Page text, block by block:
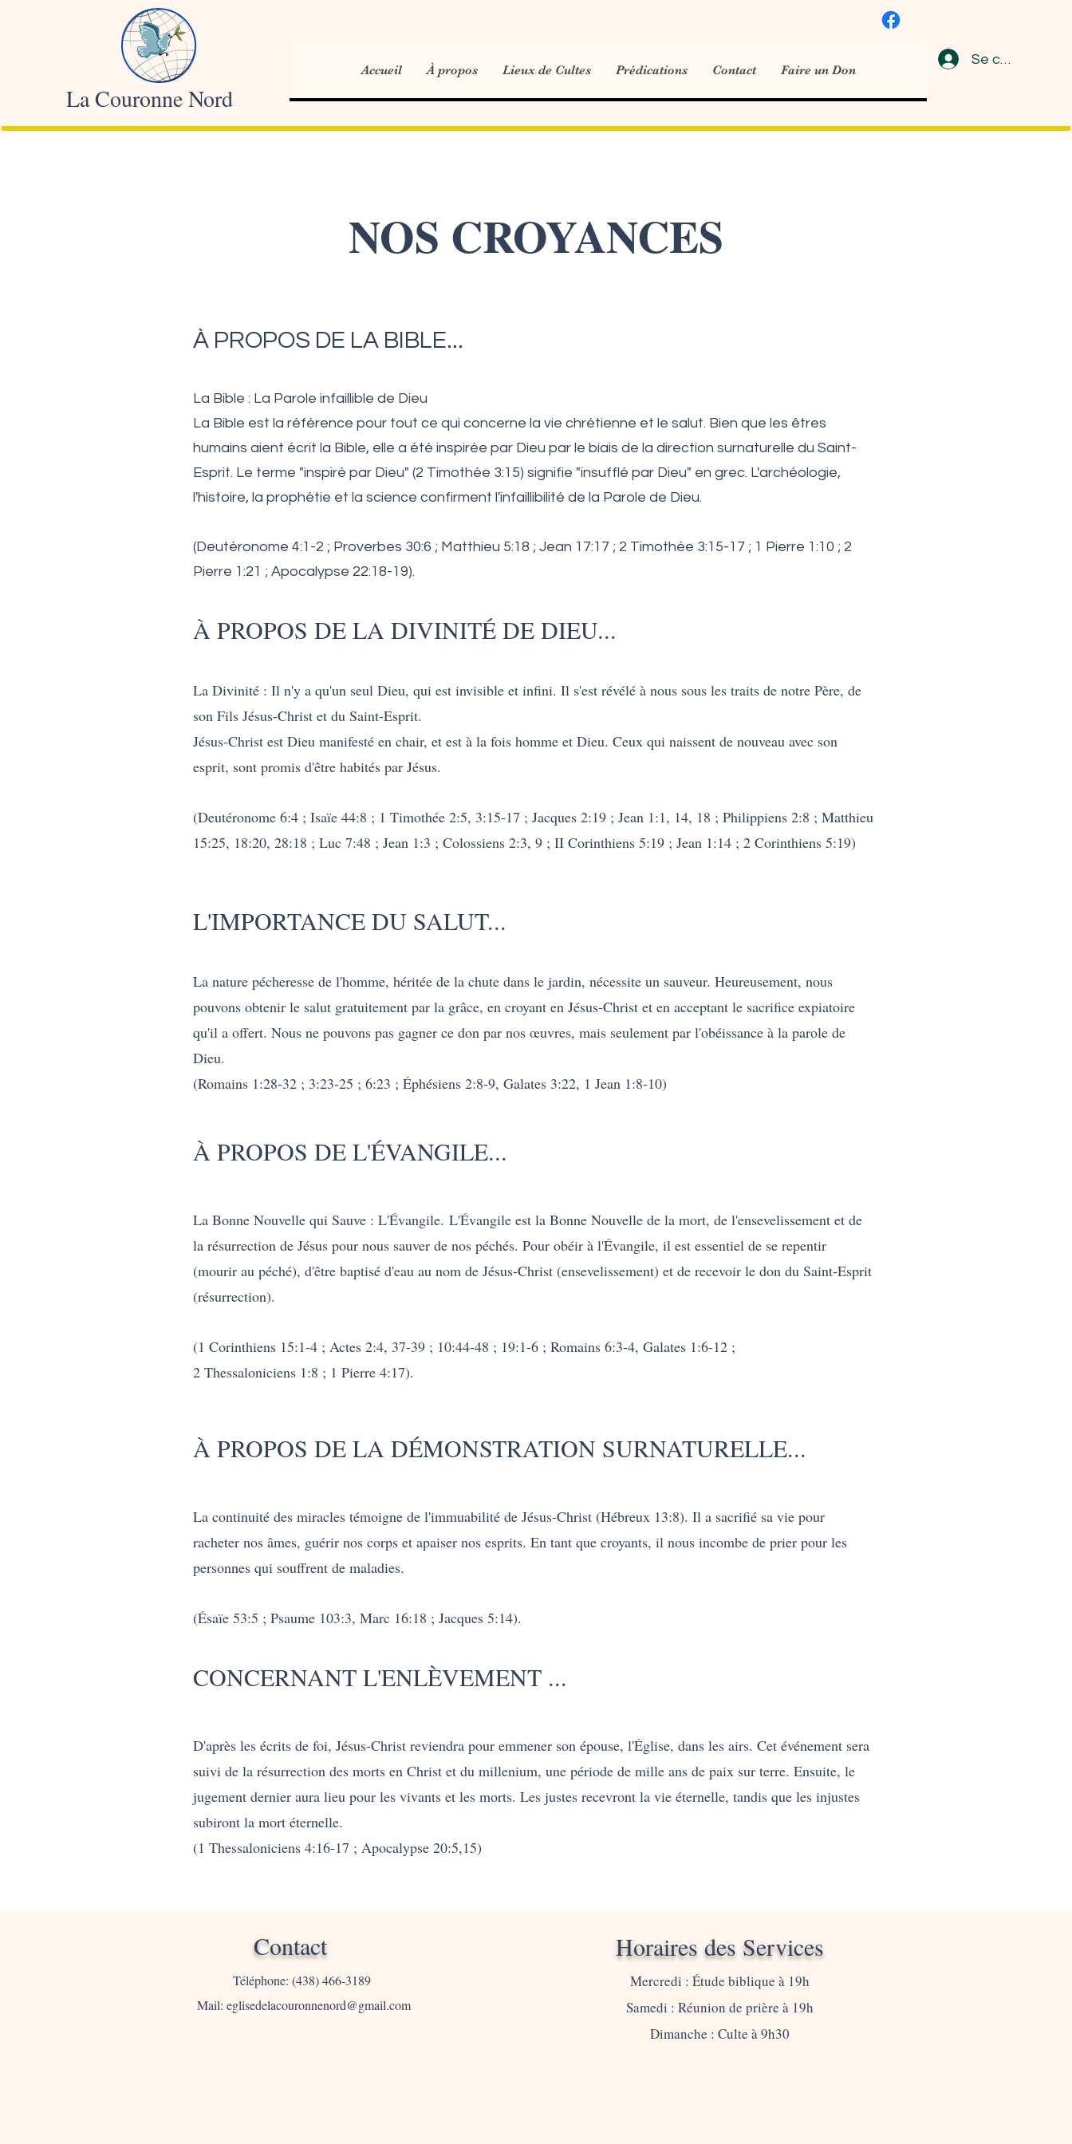
La Couronne Nord
Accueil À propos Lieux de Cultes Prédications Contact Faire un Don
Se connecter
NOS CROYANCES
À PROPOS DE LA BIBLE...
La Bible : La Parole infaillible de Dieu
La Bible est la référence pour tout ce qui concerne la vie chrétienne et le salut. Bien que les êtres
humains aient écrit la Bible, elle a été inspirée par Dieu par le biais de la direction surnaturelle du Saint-
Esprit. Le terme "inspiré par Dieu" (2 Timothée 3:15) signifie "insufflé par Dieu" en grec. L'archéologie,
l'histoire, la prophétie et la science confirment l'infaillibilité de la Parole de Dieu.
(Deutéronome 4:1-2 ; Proverbes 30:6 ; Matthieu 5:18 ; Jean 17:17 ; 2 Timothée 3:15-17 ; 1 Pierre 1:10 ; 2
Pierre 1:21 ; Apocalypse 22:18-19).
À PROPOS DE LA DIVINITÉ DE DIEU...
La Divinité : Il n'y a qu'un seul Dieu, qui est invisible et infini. Il s'est révélé à nous sous les traits de notre Père, de
son Fils Jésus-Christ et du Saint-Esprit.
Jésus-Christ est Dieu manifesté en chair, et est à la fois homme et Dieu. Ceux qui naissent de nouveau avec son
esprit, sont promis d'être habités par Jésus.
(Deutéronome 6:4 ; Isaïe 44:8 ; 1 Timothée 2:5, 3:15-17 ; Jacques 2:19 ; Jean 1:1, 14, 18 ; Philippiens 2:8 ; Matthieu
15:25, 18:20, 28:18 ; Luc 7:48 ; Jean 1:3 ; Colossiens 2:3, 9 ; II Corinthiens 5:19 ; Jean 1:14 ; 2 Corinthiens 5:19)
L'IMPORTANCE DU SALUT...
La nature pécheresse de l'homme, héritée de la chute dans le jardin, nécessite un sauveur. Heureusement, nous
pouvons obtenir le salut gratuitement par la grâce, en croyant en Jésus-Christ et en acceptant le sacrifice expiatoire
qu'il a offert. Nous ne pouvons pas gagner ce don par nos œuvres, mais seulement par l'obéissance à la parole de
Dieu.
(Romains 1:28-32 ; 3:23-25 ; 6:23 ; Éphésiens 2:8-9, Galates 3:22, 1 Jean 1:8-10)
À PROPOS DE L'ÉVANGILE...
La Bonne Nouvelle qui Sauve : L'Évangile. L'Évangile est la Bonne Nouvelle de la mort, de l'ensevelissement et de
la résurrection de Jésus pour nous sauver de nos péchés. Pour obéir à l'Évangile, il est essentiel de se repentir
(mourir au péché), d'être baptisé d'eau au nom de Jésus-Christ (ensevelissement) et de recevoir le don du Saint-Esprit
(résurrection).
(1 Corinthiens 15:1-4 ; Actes 2:4, 37-39 ; 10:44-48 ; 19:1-6 ; Romains 6:3-4, Galates 1:6-12 ;
2 Thessaloniciens 1:8 ; 1 Pierre 4:17).
À PROPOS DE LA DÉMONSTRATION SURNATURELLE...
La continuité des miracles témoigne de l'immuabilité de Jésus-Christ (Hébreux 13:8). Il a sacrifié sa vie pour
racheter nos âmes, guérir nos corps et apaiser nos esprits. En tant que croyants, il nous incombe de prier pour les
personnes qui souffrent de maladies.
(Ésaïe 53:5 ; Psaume 103:3, Marc 16:18 ; Jacques 5:14).
CONCERNANT L'ENLÈVEMENT ...
D'après les écrits de foi, Jésus-Christ reviendra pour emmener son épouse, l'Église, dans les airs. Cet événement sera
suivi de la résurrection des morts en Christ et du millenium, une période de mille ans de paix sur terre. Ensuite, le
jugement dernier aura lieu pour les vivants et les morts. Les justes recevront la vie éternelle, tandis que les injustes
subiront la mort éternelle.
(1 Thessaloniciens 4:16-17 ; Apocalypse 20:5,15)
Contact
Téléphone: (438) 466-3189
Mail: eglisedelacouronnenord@gmail.com
Horaires des Services
Mercredi : Étude biblique à 19h
Samedi : Réunion de prière à 19h
Dimanche : Culte à 9h30